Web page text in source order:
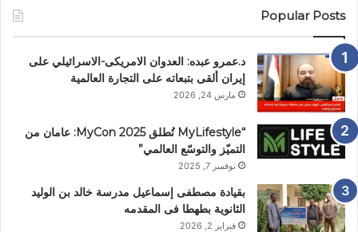
Popular Posts
د.عمرو عبده: العدوان الامريكى-الاسرائيلي على
إيران ألقى بتبعاته على التجارة العالمية
مارس 24, 2026
“MyLifestyle تُطلق MyCon 2025: عامان من
التميّز والتوسّع العالمي”
نوفمبر 7, 2025
بقيادة مصطفى إسماعيل مدرسة خالد بن الوليد
الثانوية بطهطا فى المقدمه
فبراير 2, 2026